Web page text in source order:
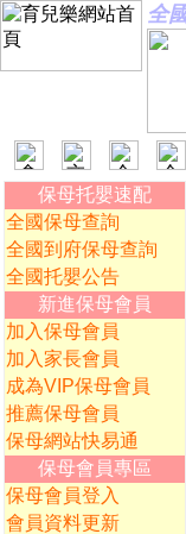
全
保母托嬰速配
全國保母查詢
全國到府保母查詢
全國托嬰公告
新進保母會員
加入保母會員
加入家長會員
成為VIP保母會員
推薦保母會員
保母網站快易通
保母會員專區
保母會員登入
會員資料更新